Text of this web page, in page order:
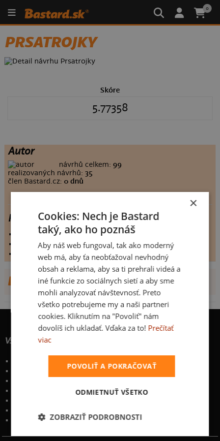
0
PRSATROJKY
Skóre
5.77358
Autor
návrhů celkem:99
realizovaných návrhů: 35
člen Bastard.cz:0 dnů
Prsatrojky
vystaveno dne:19.3.2008
hodnoceno:159 krát
komentářů:
0
DALŠÍ NÁVRHY OD PETER JUHÁS
Všetko o nákupe
Poštovné a spôsoby doručenia
Garancia výmeny a vrátenia
Telefón: 222 205 835
×
Cookies: Nech je Bastard
taký, ako ho poznáš
Aby náš web fungoval, tak ako moderný
web má, aby ťa neobťažoval nevhodný
obsah a reklama, aby sa ti prehrali videá a
iné funkcie zo sociálnych sietí a aby sme
mohli analyzovať návštevnosť. Preto
všetko potrebujeme my a naši partneri
cookies. Kliknutím na "Povoliť" nám
dovolíš ich ukladať. Vďaka za to! Prečítať
viac
POVOLIŤ A POKRAČOVAŤ
ODMIETNUŤ VŠETKO
ZOBRAZIŤ PODROBNOSTI